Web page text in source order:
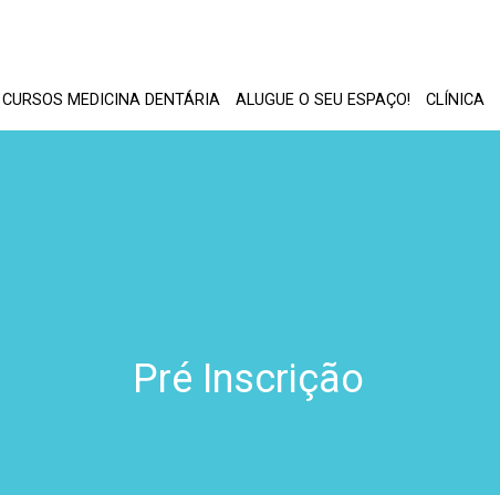
Block
CURSOS MEDICINA DENTÁRIA ALUGUE O SEU ESPAÇO! CLÍNICA
Pré Inscrição